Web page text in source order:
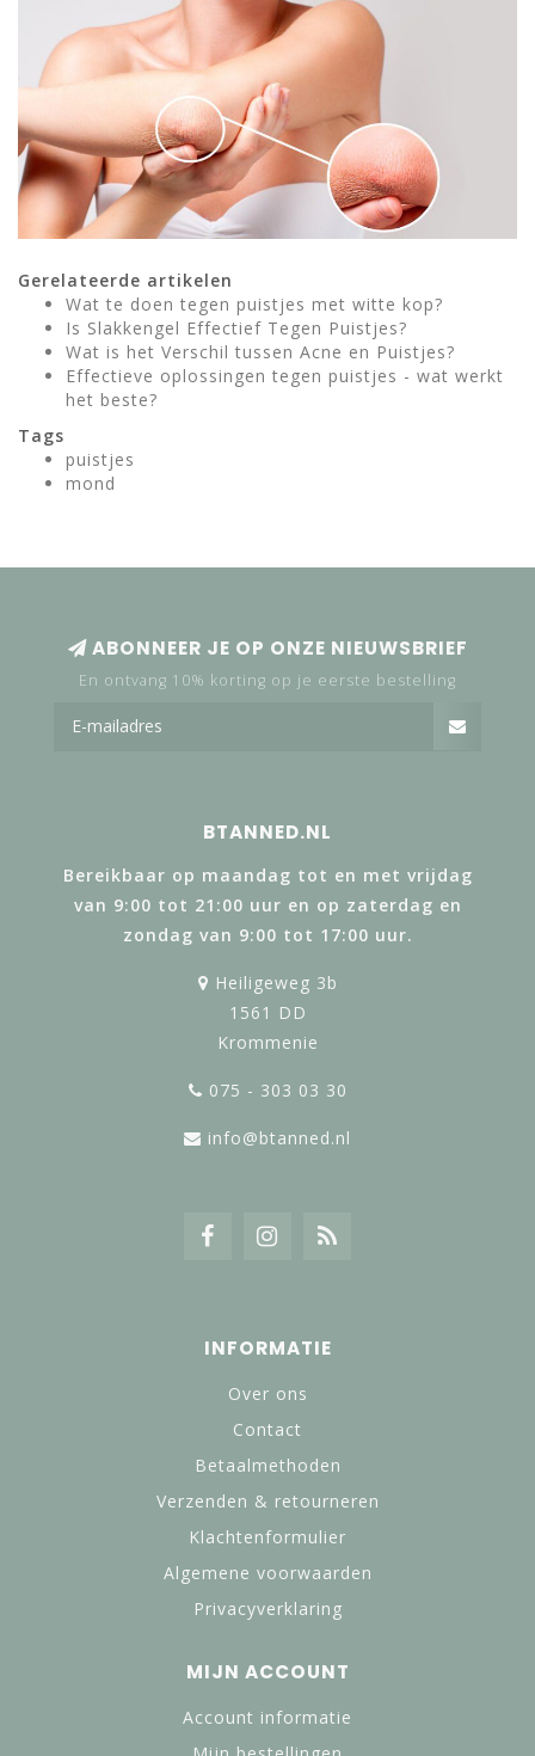
Gerelateerde artikelen
Wat te doen tegen puistjes met witte kop?
Is Slakkengel Effectief Tegen Puistjes?
Wat is het Verschil tussen Acne en Puistjes?
Effectieve oplossingen tegen puistjes - wat werkt
het beste?
Tags
puistjes
mond
ABONNEER JE OP ONZE NIEUWSBRIEF
En ontvang 10% korting op je eerste bestelling
BTANNED.NL
Bereikbaar op maandag tot en met vrijdag
van 9:00 tot 21:00 uur en op zaterdag en
zondag van 9:00 tot 17:00 uur.
Heiligeweg 3b
1561 DD
Krommenie
075 - 303 03 30
info@btanned.nl
INFORMATIE
Over ons
Contact
Betaalmethoden
Verzenden & retourneren
Klachtenformulier
Algemene voorwaarden
Privacyverklaring
MIJN ACCOUNT
Account informatie